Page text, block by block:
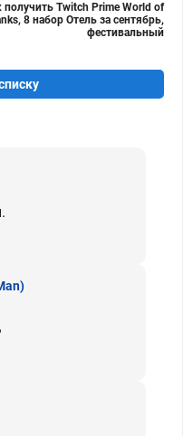
получить Twitch Prime World of
8 набор Отель за сентябрь,
фестивальный